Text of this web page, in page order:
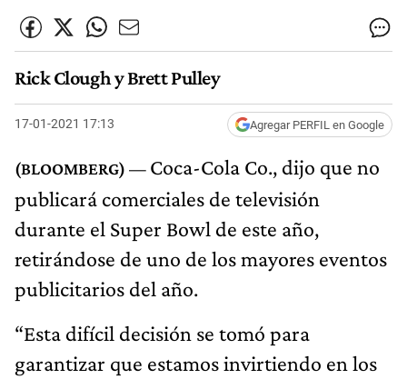
Rick Clough y Brett Pulley
17-01-2021 17:13 Agregar PERFIL en Google
Coca-Cola Co., dijo que no
publicará comerciales de televisión
durante el Super Bowl de este año,
retirándose de uno de los mayores eventos
publicitarios del año.
“Esta difícil decisión se tomó para
garantizar que estamos invirtiendo en los